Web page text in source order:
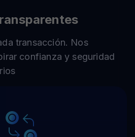
transacción. Nos
confianza y seguridad